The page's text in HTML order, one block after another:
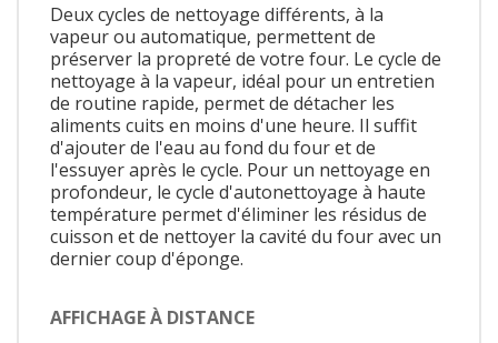
Deux cycles de nettoyage différents, à la
vapeur ou automatique, permettent de
préserver la propreté de votre four. Le cycle de
nettoyage à la vapeur, idéal pour un entretien
de routine rapide, permet de détacher les
aliments cuits en moins d'une heure. Il suffit
d'ajouter de l'eau au fond du four et de
l'essuyer après le cycle. Pour un nettoyage en
profondeur, le cycle d'autonettoyage à haute
température permet d'éliminer les résidus de
cuisson et de nettoyer la cavité du four avec un
dernier coup d'éponge.
AFFICHAGE À DISTANCE